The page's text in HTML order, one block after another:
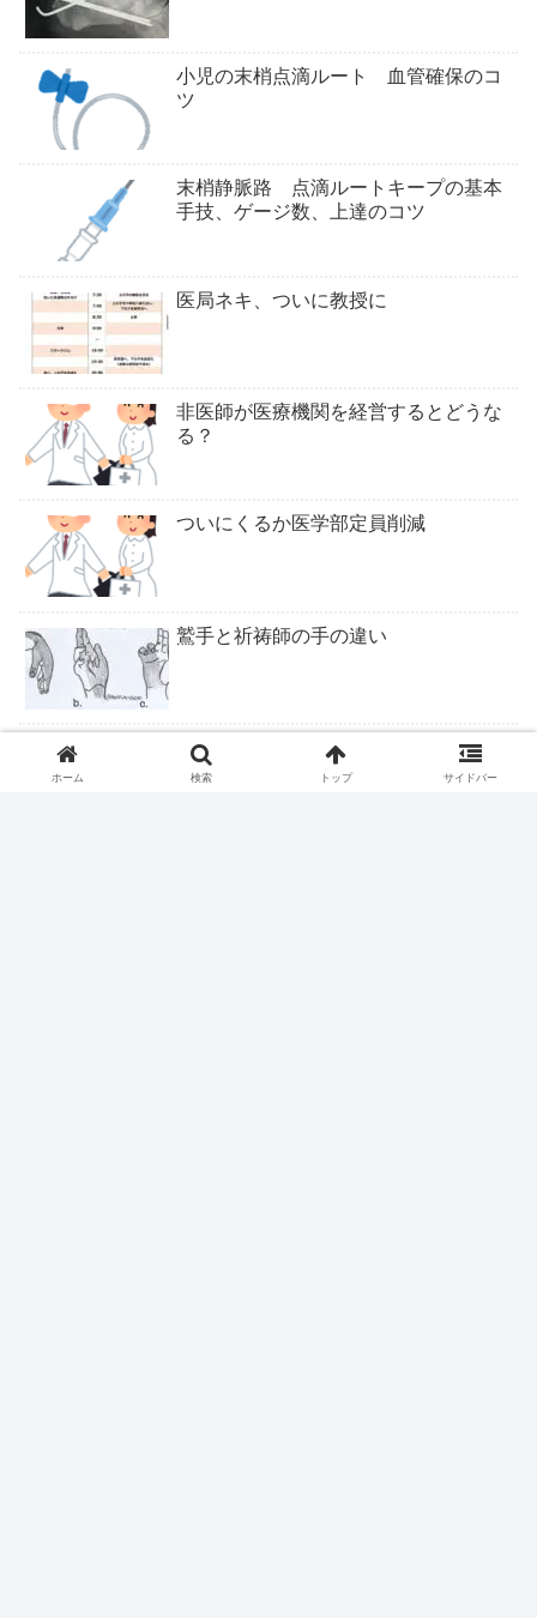
小児の末梢点滴ルート 血管確保のコ
ツ
末梢静脈路 点滴ルートキープの基本
手技、ゲージ数、上達のコツ
医局ネキ、ついに教授に
非医師が医療機関を経営するとどうな
る？
ついにくるか医学部定員削減
鷲手と祈祷師の手の違い
ロキソニンテープは腰痛症に適応なし
ホーム 検索 トップ サイドバー